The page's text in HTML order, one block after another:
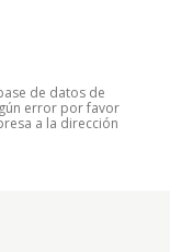
de datos de
error por favor
a la dirección